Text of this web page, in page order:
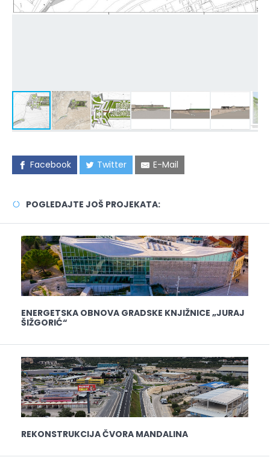
Facebook Twitter E-Mail
POGLEDAJTE JOŠ PROJEKATA:
ENERGETSKA OBNOVA GRADSKE KNJIŽNICE „JURAJ
ŠIŽGORIĆ“
REKONSTRUKCIJA ČVORA MANDALINA